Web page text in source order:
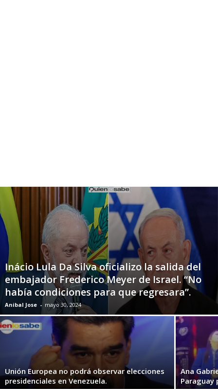
Inácio Lula Da Silva oficializo la salida del
embajador Frederico Meyer de Israel. “No
había condiciones para que regresara”.
Anibal Jose - mayo 30, 2024
Unión Europea no podrá observar elecciones
presidenciales en Venezuela.
Ana
Paraguay